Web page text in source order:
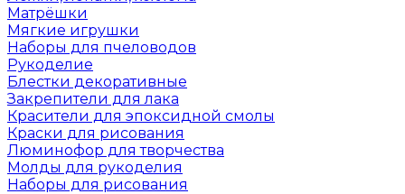
Матрёшки
Мягкие игрушки
Наборы для пчеловодов
Рукоделие
Блестки декоративные
Закрепители для лака
Красители для эпоксидной смолы
Краски для рисования
Люминофор для творчества
Молды для рукоделия
Наборы для рисования